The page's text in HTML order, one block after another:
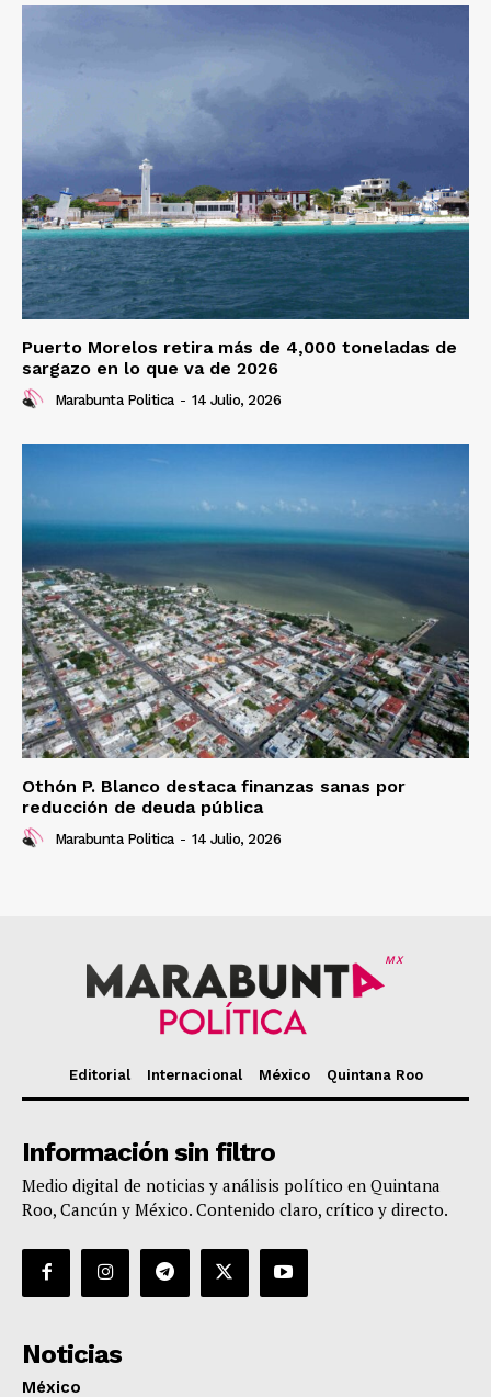
Puerto Morelos retira más de 4,000 toneladas de
sargazo en lo que va de 2026
Marabunta Politica - 14 Julio, 2026
Othón P. Blanco destaca finanzas sanas por
reducción de deuda pública
Marabunta Politica - 14 Julio, 2026
MX
Editorial Internacional México Quintana Roo
Información sin filtro
Medio digital de noticias y análisis político en Quintana
Roo, Cancún y México. Contenido claro, crítico y directo.
Noticias
México